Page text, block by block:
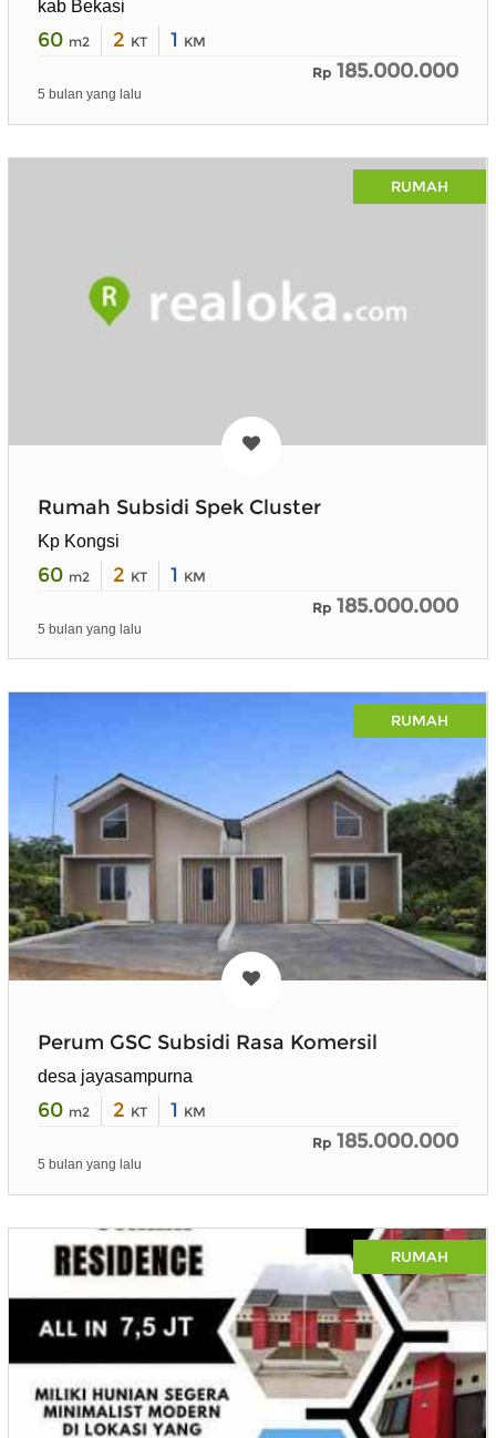
kab Bekasi
60 m2 2 KT 1 KM
Rp 185.000.000
5 bulan yang lalu
RUMAH
Rumah Subsidi Spek Cluster
Kp Kongsi
60 m2 2 KT 1 KM
Rp 185.000.000
5 bulan yang lalu
RUMAH
Perum GSC Subsidi Rasa Komersil
desa jayasampurna
60 m2 2 KT 1 KM
Rp 185.000.000
5 bulan yang lalu
RUMAH